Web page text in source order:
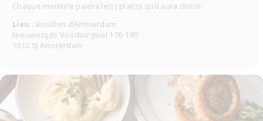
Chaque membre paiera le(s) plat(s) qu’il aura choisi.
Lieu : Bouillon d’Amsterdam
Nieuwezijds Voorburgwal 176-180
1012 SJ Amsterdam